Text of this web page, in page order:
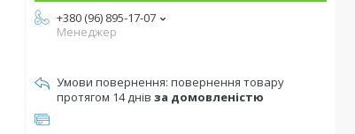
+380 (96) 895-17-07
Менеджер
повернення товару
протягом 14 днів за домовленістю